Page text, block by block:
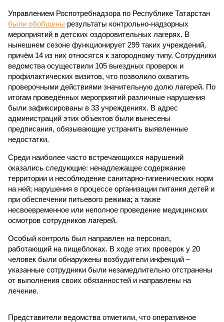
Управлением Роспотребнадзора по Республике Татарстан
были обобщены результаты контрольно-надзорных
мероприятий в детских оздоровительных лагерях. В
нынешнем сезоне функционирует 299 таких учреждений,
причём 14 из них относятся к загородному типу. Сотрудники
ведомства осуществили 105 выездных проверок и
профилактических визитов, что позволило охватить
проверочными действиями значительную долю лагерей. По
итогам проведённых мероприятий различные нарушения
были зафиксированы в 33 учреждениях. В адрес
администраций этих объектов были вынесены
предписания, обязывающие устранить выявленные
недостатки.
Среди наиболее часто встречающихся нарушений
оказались следующие: ненадлежащее содержание
территории и несоблюдение санитарно-гигиенических норм
на ней; нарушения в процессе организации питания детей и
при обеспечении питьевого режима; а также
несвоевременное или неполное проведение медицинских
осмотров сотрудников лагерей.
Особый контроль был направлен на персонал,
работающий на пищеблоках. В ходе этих проверок у 20
человек были обнаружены возбудители инфекций –
указанные сотрудники были незамедлительно отстранены
от выполнения своих обязанностей и направлены на
лечение.
Представители ведомства отметили, что оперативное